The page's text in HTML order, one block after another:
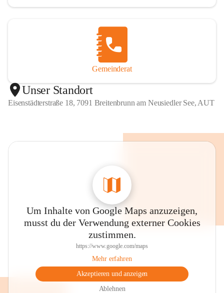
Gemeinderat
Unser Standort
Eisenstädterstraße 18, 7091 Breitenbrunn am Neusiedler See, AUT
Um Inhalte von Google Maps anzuzeigen,
musst du der Verwendung externer Cookies
zustimmen.
https://www.google.com/maps
Mehr erfahren
Akzeptieren und anzeigen
Ablehnen